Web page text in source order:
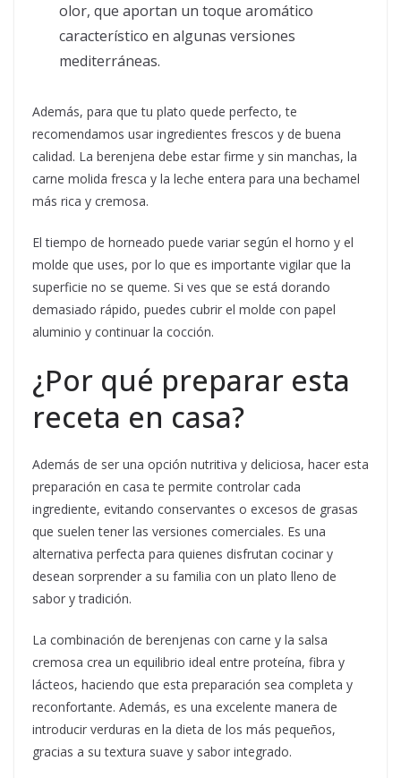
olor, que aportan un toque aromático
característico en algunas versiones
mediterráneas.
Además, para que tu plato quede perfecto, te
recomendamos usar ingredientes frescos y de buena
calidad. La berenjena debe estar firme y sin manchas, la
carne molida fresca y la leche entera para una bechamel
más rica y cremosa.
El tiempo de horneado puede variar según el horno y el
molde que uses, por lo que es importante vigilar que la
superficie no se queme. Si ves que se está dorando
demasiado rápido, puedes cubrir el molde con papel
aluminio y continuar la cocción.
¿Por qué preparar esta
receta en casa?
Además de ser una opción nutritiva y deliciosa, hacer esta
preparación en casa te permite controlar cada
ingrediente, evitando conservantes o excesos de grasas
que suelen tener las versiones comerciales. Es una
alternativa perfecta para quienes disfrutan cocinar y
desean sorprender a su familia con un plato lleno de
sabor y tradición.
La combinación de berenjenas con carne y la salsa
cremosa crea un equilibrio ideal entre proteína, fibra y
lácteos, haciendo que esta preparación sea completa y
reconfortante. Además, es una excelente manera de
introducir verduras en la dieta de los más pequeños,
gracias a su textura suave y sabor integrado.